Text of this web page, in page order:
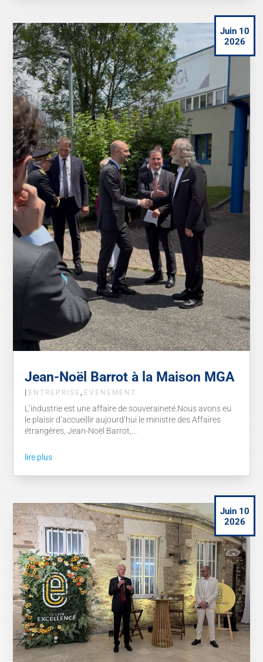
Jean-Noël Barrot à la Maison MGA
Juin 10
2026
| ENTREPRISE, EVENEMENT
L’industrie est une affaire de souveraineté.Nous avons eu
le plaisir d’accueillir aujourd’hui le ministre des Affaires
étrangères, Jean-Noël Barrot,...
lire plus
Juin 10
2026